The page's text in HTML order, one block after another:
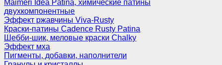
Maimeri Idea Patina, химические патины
двухкомпонентные
Эффект ржавчины Viva-Rusty
Краски-патины Cadence Rusty Patina
Шебби-шик, меловые краски Chalky
Эффект мха
Пигменты, добавки, наполнители